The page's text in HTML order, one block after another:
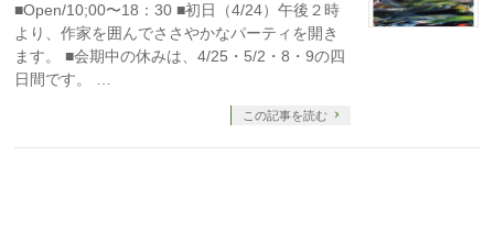
■Open/10;00〜18：30 ■初日（4/24）午後２時
より、作家を囲んでささやかなパーティを開き
ます。 ■会期中の休みは、4/25・5/2・8・9の四
日間です。 …
この記事を読む